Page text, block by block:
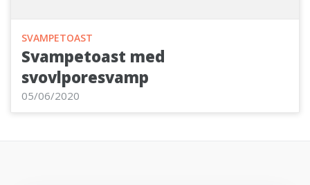
SVAMPETOAST
Svampetoast med
svovlporesvamp
05/06/2020